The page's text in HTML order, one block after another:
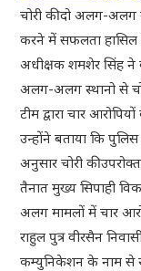
चोरी की दो अलग-अलग
करने में सफलता हासिल
अधीक्षक शमशेर सिंह ने
अलग-अलग स्थानो से
टीम द्वारा चार
उन्होंने बताया कि
अनुसार चोरी की
तैनात मुख्य सिपाही
अलग मामलों में चार
राहुल पुत्र वीरसैन
कम्युनिकेशन के नाम से